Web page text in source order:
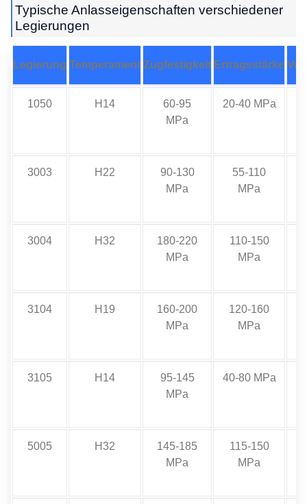
Typische Anlasseigenschaften verschiedener
Legierungen
Legierung Temperament Zugfestigkeit Ertragsstärke
1050 H14
60-95
MPa
20-40 MPa
3003 H22
90-130
MPa
55-110
MPa
3004 H32
180-220
MPa
110-150
MPa
3104 H19
160-200
MPa
120-160
MPa
3105 H14
95-145
MPa
40-80 MPa
5005 H32
145-185
MPa
115-150
MPa